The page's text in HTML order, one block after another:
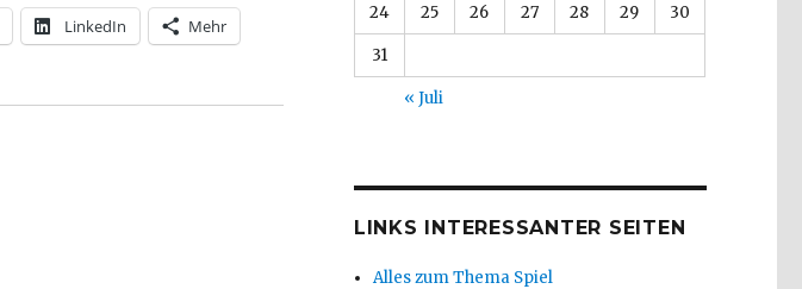
LinkedIn Mehr
24 25 26 27 28 29 30
31
« Juli
LINKS INTERESSANTER SEITEN
Alles zum Thema Spiel